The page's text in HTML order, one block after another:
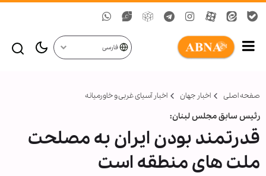
فارسی
صفحه اصلی اخبار جهان اخبار آسیای غربی و خاورمیانه
رئیس سابق مجلس لبنان:
قدرتمند بودن ایران به مصلحت
ملت های منطقه است